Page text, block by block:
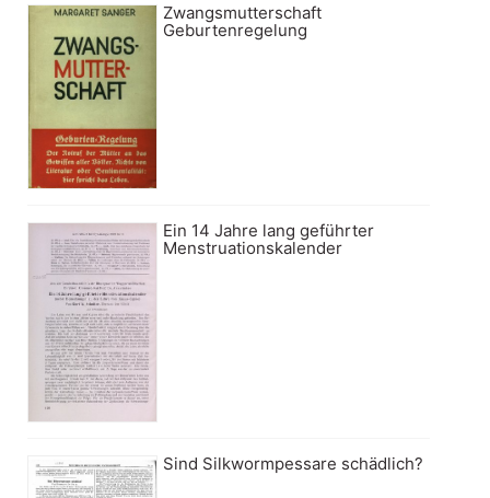
Zwangsmutterschaft
Geburtenregelung
Ein 14 Jahre lang geführter
Menstruationskalender
Sind Silkwormpessare schädlich?